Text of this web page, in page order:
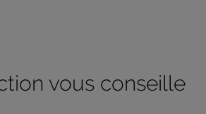
vous conseille